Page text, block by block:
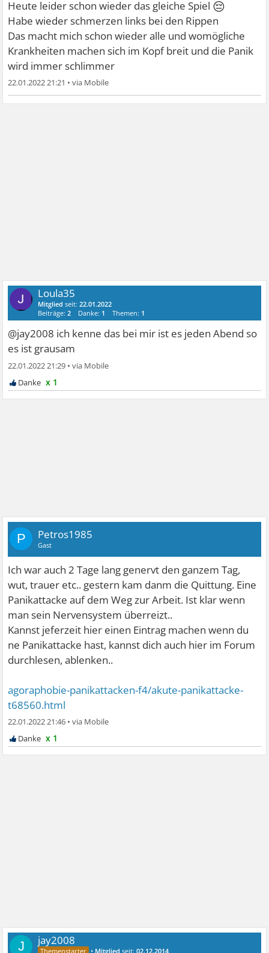
Heute leider schon wieder das gleiche Spiel 😔
Habe wieder schmerzen links bei den Rippen
Das macht mich schon wieder alle und womögliche
Krankheiten machen sich im Kopf breit und die Panik
wird immer schlimmer
22.01.2022 21:21 •
Loula35
Mitglied seit:22.01.2022
Beiträge:2 Danke: 1 Themen: 1
@jay2008 ich kenne das bei mir ist es jeden Abend so
es ist grausam
22.01.2022 21:29 •
x 1
P Petros1985
Gast
Ich war auch 2 Tage lang genervt den ganzem Tag,
wut, trauer etc.. gestern kam danm die Quittung. Eine
Panikattacke auf dem Weg zur Arbeit. Ist klar wenn
man sein Nervensystem überreizt..
Kannst jeferzeit hier einen Eintrag machen wenn du
ne Panikattacke hast, kannst dich auch hier im Forum
durchlesen, ablenken..
agoraphobie-panikattacken-f4/akute-panikattacke-
t68560.html
22.01.2022 21:46 •
x 1
J jay2008
• Mitglied seit:02.12.2014